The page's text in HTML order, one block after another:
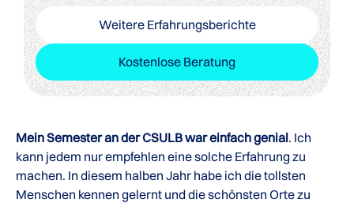
Weitere Erfahrungsberichte
Kostenlose Beratung
Mein Semester an der CSULB war einfach genial. Ich
kann jedem nur empfehlen eine solche Erfahrung zu
machen. In diesem halben Jahr habe ich die tollsten
Menschen kennen gelernt und die schönsten Orte zu